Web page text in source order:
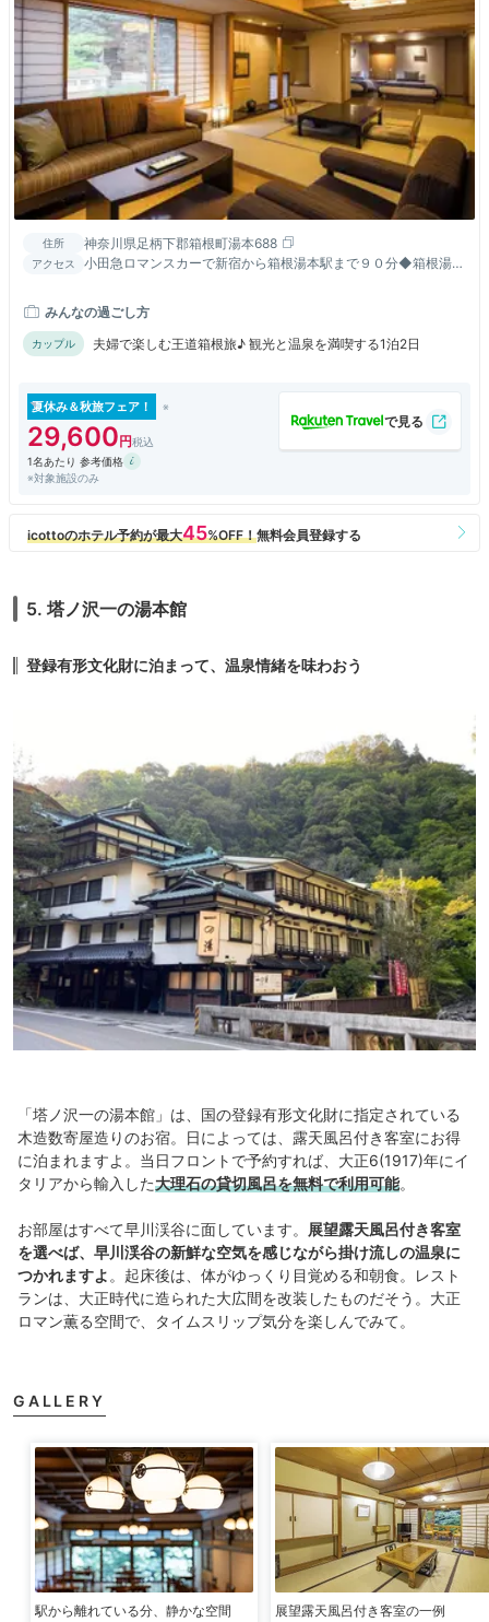
住所 神奈川県足柄下郡箱根町湯本688
アクセス
小田急ロマンスカーで新宿から箱根湯本駅まで９０分◆箱根湯本
みんなの過ごし方
カップル 夫婦で楽しむ王道箱根旅♪ 観光と温泉を満喫する1泊2日
夏休み＆秋旅フェア！
29,600
1名あたり 参考価格
※対象施設のみ
5. 塔ノ沢一の湯本館
登録有形文化財に泊まって、温泉情緒を味わおう
「塔ノ沢一の湯本館」は、国の登録有形文化財に指定されている
木造数寄屋造りのお宿。日によっては、露天風呂付き客室にお得
に泊まれますよ。当日フロントで予約すれば、大正6(1917)年にイ
タリアから輸入した大理石の貸切風呂を無料で利用可能。
お部屋はすべて早川渓谷に面しています。
展望露天風呂付き客室
を選べば、早川渓谷の新鮮な空気を感じながら掛け流しの温泉に
つかれますよ 。起床後は、体がゆっくり目覚める和朝食。レスト
ランは、大正時代に造られた大広間を改装したものだそう。大正
ロマン薫る空間で、タイムスリップ気分を楽しんでみて。
GALLERY
駅から離れている分、静かな空間 展望露天風呂付き客室の一例